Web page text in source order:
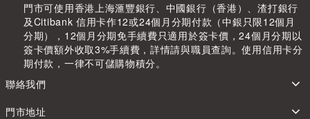
門市可使用香港上海滙豐銀行、中國銀行（香港）、渣打銀行
及Citibank 信用卡作12或24個月分期付款（中銀只限12個月
分期），12個月分期免手續費只適用於簽卡價，24個月分期以
簽卡價額外收取3%手續費，詳情請與職員查詢。使用信用卡分
期付款，一律不可儲購物積分。
聯絡我們
門市地址